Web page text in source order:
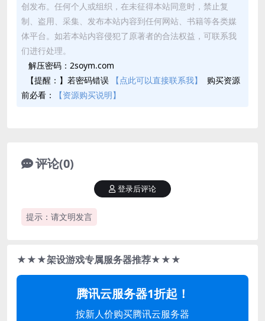
创发布。任何个人或组织，在未征得本站同意时，禁止复
制、盗用、采集、发布本站内容到任何网站、书籍等各类媒
体平台。如若本站内容侵犯了原著者的合法权益，可联系我
们进行处理。
解压密码：2soym.com
【提醒：】若密码错误
【点此可以直接联系我】
购买资源
前必看：
【资源购买说明】
评论(0)
提示：请文明发言
登录后评论
★★★架设游戏专属服务器推荐★★★
腾讯云服务器1折起！
按新人价购买腾讯云服务器